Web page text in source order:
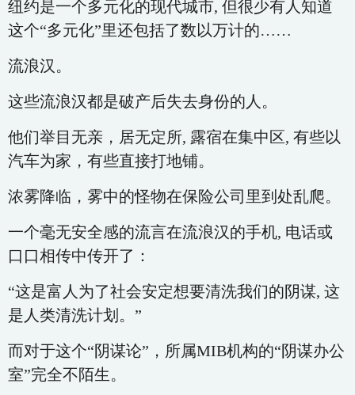
纽约是一个多元化的现代城市, 但很少有人知道
这个“多元化”里还包括了数以万计的……
流浪汉。
这些流浪汉都是破产后失去身份的人。
他们举目无亲，居无定所, 露宿在集中区, 有些以
汽车为家，有些直接打地铺。
浓雾降临，雾中的怪物在保险公司里到处乱爬。
一个毫无安全感的流言在流浪汉的手机, 电话或
口口相传中传开了：
“这是富人为了社会安定想要清洗我们的阴谋, 这
是人类清洗计划。”
而对于这个“阴谋论”，所属MIB机构的“阴谋办公
室”完全不陌生。